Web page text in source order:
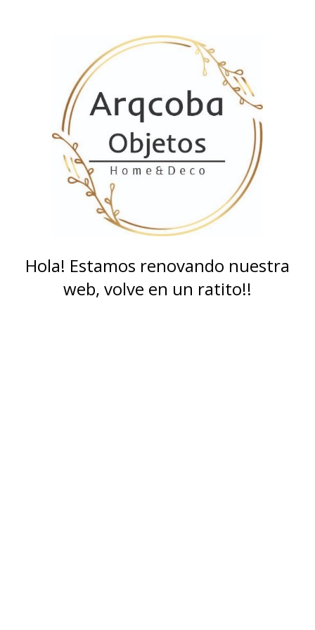
Hola! Estamos renovando nuestra
web, volve en un ratito!!